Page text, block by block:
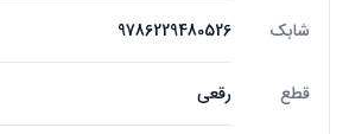
شابک 9786229480526
قطع رقعی